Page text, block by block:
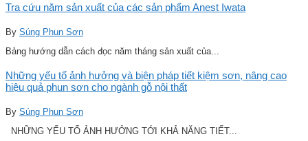
Tra cứu năm sản xuất của các sản phẩm Anest Iwata
By Súng Phun Sơn
Bảng hướng dẫn cách đọc năm tháng sản xuất của...
Những yếu tố ảnh hưởng và biện pháp tiết kiệm sơn, nâng cao
hiệu quả phun sơn cho ngành gỗ nội thất
By Súng Phun Sơn
NHỮNG YẾU TỐ ẢNH HƯỞNG TỚI KHẢ NĂNG TIẾT...